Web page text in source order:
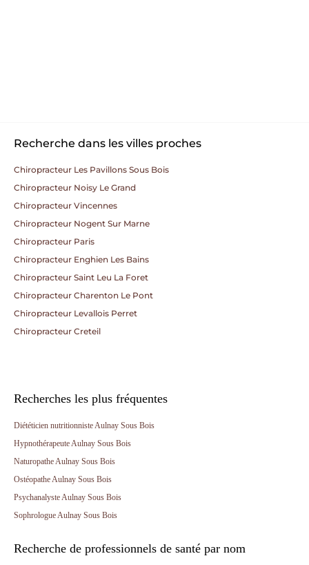
Recherche dans les villes proches
Chiropracteur Les Pavillons Sous Bois
Chiropracteur Noisy Le Grand
Chiropracteur Vincennes
Chiropracteur Nogent Sur Marne
Chiropracteur Paris
Chiropracteur Enghien Les Bains
Chiropracteur Saint Leu La Foret
Chiropracteur Charenton Le Pont
Chiropracteur Levallois Perret
Chiropracteur Creteil
Recherches les plus fréquentes
Diététicien nutritionniste Aulnay Sous Bois
Hypnothérapeute Aulnay Sous Bois
Naturopathe Aulnay Sous Bois
Ostéopathe Aulnay Sous Bois
Psychanalyste Aulnay Sous Bois
Sophrologue Aulnay Sous Bois
Recherche de professionnels de santé par nom